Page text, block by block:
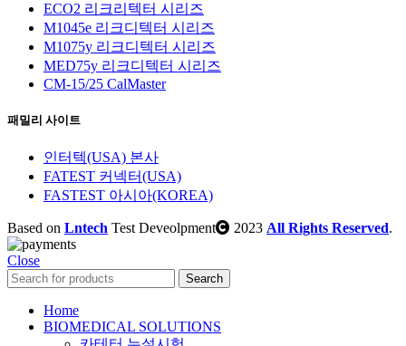
ECO2 리크리텍터 시리즈
M1045e 리크디텍터 시리즈
M1075y 리크디텍터 시리즈
MED75y 리크디텍터 시리즈
CM-15/25 CalMaster
패밀리 사이트
인터텍(USA) 본사
FATEST 커넥터(USA)
FASTEST 아시아(KOREA)
Based on Lntech Test Deveolpment 2023 All Rights Reserved.
Close
Search
Home
BIOMEDICAL SOLUTIONS